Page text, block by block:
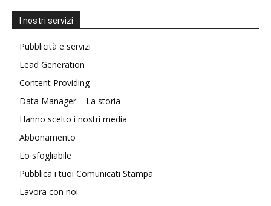
I nostri servizi
Pubblicità e servizi
Lead Generation
Content Providing
Data Manager – La storia
Hanno scelto i nostri media
Abbonamento
Lo sfogliabile
Pubblica i tuoi Comunicati Stampa
Lavora con noi